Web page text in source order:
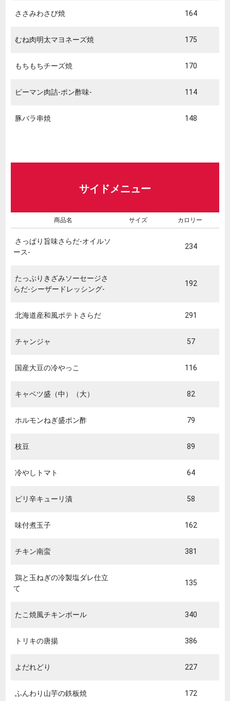
ささみわさび焼 164
むね肉明太マヨネーズ焼 175
もちもちチーズ焼 170
ピーマン肉詰-ポン酢味- 114
豚バラ串焼 148
サイドメニュー
商品名 サイズ カロリー
さっぱり旨味さらだ-オイルソ
ース-
234
たっぷりきざみソーセージさ
らだ-シーザードレッシング-
192
北海道産和風ポテトさらだ 291
チャンジャ 57
国産大豆の冷やっこ 116
キャベツ盛（中）（大） 82
ホルモンねぎ盛ポン酢 79
枝豆 89
冷やしトマト 64
ピリ辛キューリ漬 58
味付煮玉子 162
チキン南蛮 381
鶏と玉ねぎの冷製塩ダレ仕立
て
135
たこ焼風チキンボール 340
トリキの唐揚 386
よだれどり 227
ふんわり山芋の鉄板焼 172